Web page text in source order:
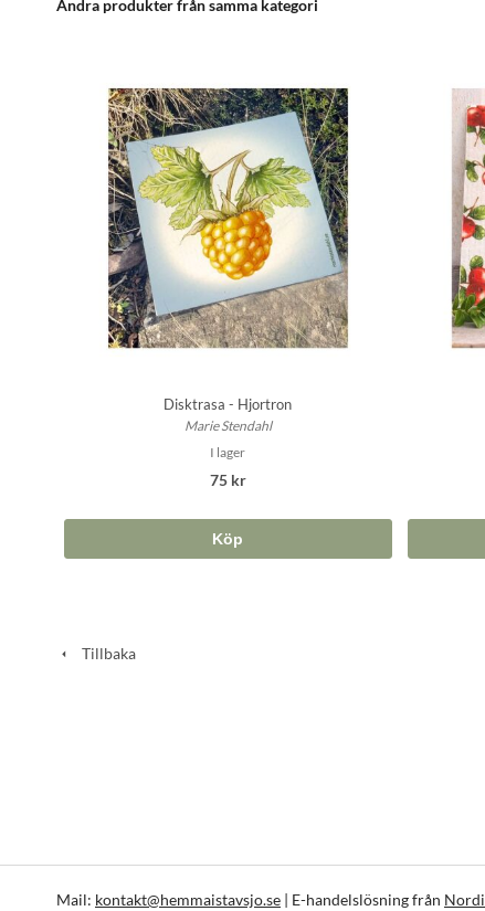
Andra produkter från samma kategori
Disktrasa - Hjortron
Marie Stendahl
I lager
75 kr
Köp
Tillbaka
Mail: kontakt@hemmaistavsjo.se | E-handelslösning från